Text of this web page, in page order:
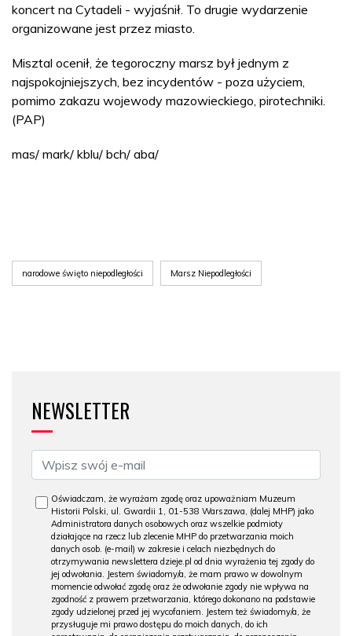
koncert na Cytadeli - wyjaśnił. To drugie wydarzenie
organizowane jest przez miasto.
Misztal ocenił, że tegoroczny marsz był jednym z
najspokojniejszych, bez incydentów - poza użyciem,
pomimo zakazu wojewody mazowieckiego, pirotechniki.
(PAP)
mas/ mark/ kblu/ bch/ aba/
narodowe święto niepodległości Marsz Niepodległości
NEWSLETTER
Oświadczam, że wyrażam zgodę oraz upoważniam Muzeum
Historii Polski, ul. Gwardii 1, 01-538 Warszawa, (dalej MHP) jako
Administratora danych osobowych oraz wszelkie podmioty
działające na rzecz lub zlecenie MHP do przetwarzania moich
danych osob. (e-mail) w zakresie i celach niezbędnych do
otrzymywania newslettera dzieje.pl od dnia wyrażenia tej zgody do
jej odwołania. Jestem świadomy/a, że mam prawo w dowolnym
momencie odwołać zgodę oraz że odwołanie zgody nie wpływa na
zgodność z prawem przetwarzania, którego dokonano na podstawie
zgody udzielonej przed jej wycofaniem. Jestem też świadomy/a, że
przysługuje mi prawo dostępu do moich danych, do ich